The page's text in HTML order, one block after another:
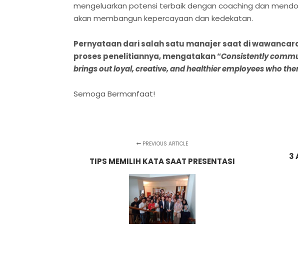
mengeluarkan potensi terbaik dengan coaching dan
akan membangun kepercayaan dan kedekatan.
Pernyataan dari salah satu manajer saat di
proses penelitiannya, mengatakan “Consistently
brings out loyal, creative, and healthier employees who
Semoga Bermanfaat!
PREVIOUS ARTICLE
TIPS MEMILIH KATA SAAT PRESENTASI
3